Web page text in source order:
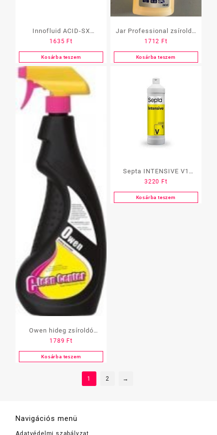
Innofluid ACID-SX
zsíroldó, vízkőoldó 1 l
1635 Ft
Kosárba teszem
Jar Professional zsíroldó
750ml
1712 Ft
Kosárba teszem
Owen hideg zsíroldó
750ml szf. (CC)
1789 Ft
Kosárba teszem
Septa INTENSIVE V1
padlótisztító, erős zsír és
olaj oldó 1 L
3220 Ft
Kosárba teszem
1 2 →
Navigációs menü